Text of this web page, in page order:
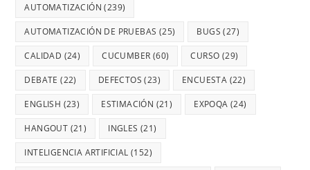
AUTOMATIZACIÓN (239)
AUTOMATIZACIÓN DE PRUEBAS (25) BUGS (27)
CALIDAD (24) CUCUMBER (60) CURSO (29)
DEBATE (22) DEFECTOS (23) ENCUESTA (22)
ENGLISH (23) ESTIMACIÓN (21) EXPOQA (24)
HANGOUT (21) INGLES (21)
INTELIGENCIA ARTIFICIAL (152)